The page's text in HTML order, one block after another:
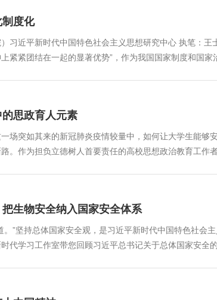
度化
习近平新时代中国特色社会主义思想研究中心 执笔
紧紧团结在一起的显著优势”，作为我国国家制度和国家
思政育人元素
场突如其来的新冠肺炎疫情较量中，如何让大学生能
。作为担负立德树人首要责任的高校思想政治教育工作者
生物安全纳入国家安全体系
。”坚持总体国家安全观，是习近平新时代中国特色社
代学习工作室带您回顾习近平总书记关于总体国家安全的